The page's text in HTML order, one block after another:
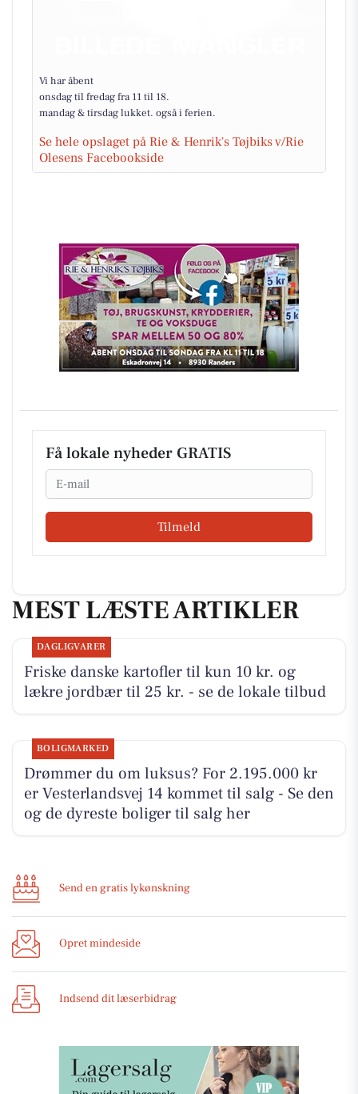
Vi har åbent
onsdag til fredag fra 11 til 18.
mandag & tirsdag lukket. også i ferien.
Se hele opslaget på Rie & Henrik's Tøjbiks v/Rie
Olesens Facebookside
Få lokale nyheder GRATIS
Email
Tilmeld
MEST LÆSTE ARTIKLER
DAGLIGVARER
Friske danske kartofler til kun 10 kr. og
lækre jordbær til 25 kr. - se de lokale tilbud
BOLIGMARKED
Drømmer du om luksus? For 2.195.000 kr
er Vesterlandsvej 14 kommet til salg - Se den
og de dyreste boliger til salg her
Send en gratis lykønskning
Opret mindeside
Indsend dit læserbidrag